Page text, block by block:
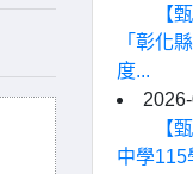
【
「彰化
度...
【
中學115